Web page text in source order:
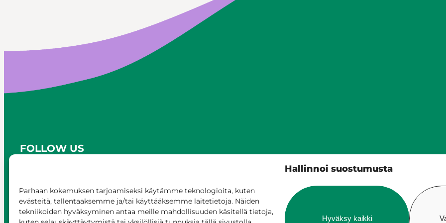
Hallinnoi suostumusta
Parhaan kokemuksen tarjoamiseksi käytämme teknologioita, kuten
evästeitä, tallentaaksemme ja/tai käyttääksemme laitetietoja. Näiden
tekniikoiden hyväksyminen antaa meille mahdollisuuden käsitellä tietoja,
Hyväksy kaikki
FOLLOW US